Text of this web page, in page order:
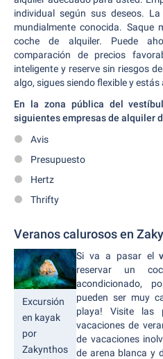
individual según sus deseos.
mundialmente conocida.
coche de alquiler. Puede
comparación de precios
inteligente y reserve sin riesgos
algo, sigues siendo flexible y estás
En la zona pública del
siguientes empresas de alquiler
Avis
Presupuesto
Hertz
Thrifty
Veranos calurosos en
Excursión
en kayak
por
Zakynthos
Si va a pasar el
reservar un
acondicionado,
pueden ser muy
playa! Visite las
vacaciones de
de vacaciones
de arena blanca y